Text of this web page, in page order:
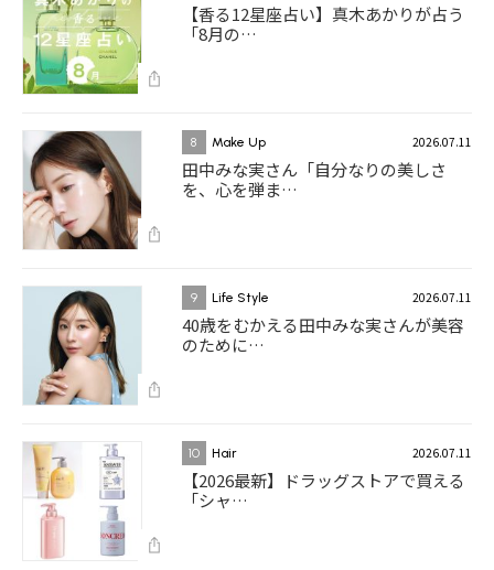
【香る12星座占い】真木あかりが占う
「8月の…
8 Make Up 2026.07.11
田中みな実さん「自分なりの美しさ
を、心を弾ま…
9 Life Style 2026.07.11
40歳をむかえる田中みな実さんが美容
のために…
10 Hair 2026.07.11
【2026最新】ドラッグストアで買える
「シャ…